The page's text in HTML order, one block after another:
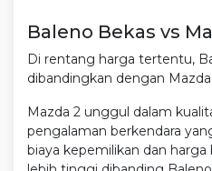
Baleno Bekas vs
Di rentang harga tertentu,
dibandingkan dengan Mazda
Mazda 2 unggul dalam
pengalaman berkendara
biaya kepemilikan dan harga